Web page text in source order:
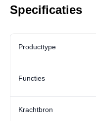
Specificaties
Producttype
Functies
Krachtbron